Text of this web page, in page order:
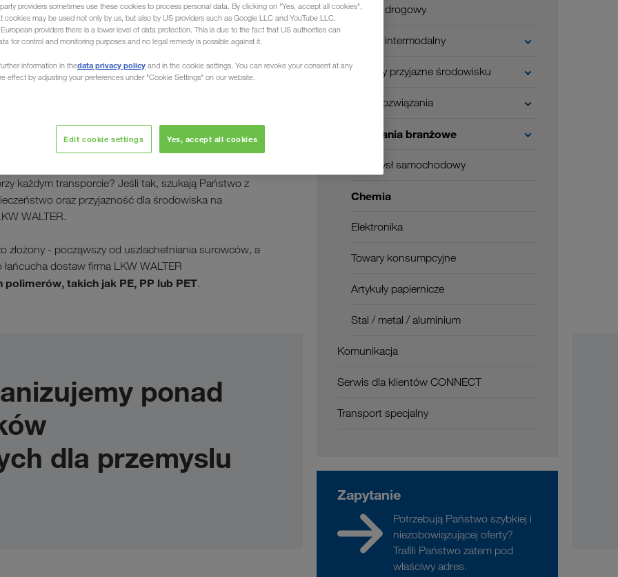
chemicznego
bezpieczeństwa
każdym transporcie? Jeśli tak, szukają Państwo z
oraz przyjazność dla środowiska na
WALTER.
- począwszy od uszlachetniania surowców, a
dostaw firma LKW WALTER
takich jak PE, PP lub PET.
ponad
dla przemyslu
Transport drogowy
Transport intermodalny
Transporty przyjazne środowisku
Cyfrowe rozwiązania
Rozwiązania branżowe
Przemysł samochodowy
Chemia
Elektronika
Towary konsumpcyjne
Artykuły papiernicze
Stal / metal / aluminium
Komunikacja
Serwis dla klientów CONNECT
Transport specjalny
Zapytanie
Potrzebują Państwo szybkiej i
niezobowiązującej oferty?
Trafili Państwo zatem pod
właściwy adres.
providers sometimes use these cookies to process personal data. By clicking on "Yes, accept all cookies",
cookies may be used not only by us, but also by US providers such as Google LLC and YouTube LLC.
providers there is a lower level of data protection. This is due to the fact that US authorities can
for control and monitoring purposes and no legal remedy is possible against it.
information in thedata privacy policy and in the cookie settings. You can revoke your consent at any
effect by adjusting your preferences under "Cookie Settings" on our website.
Edit cookie settings Yes, accept all cookies